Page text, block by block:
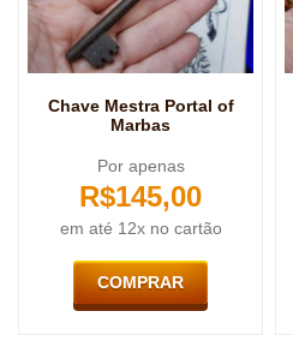
Chave Mestra Portal of
Marbas
Por apenas
R$145,00
em até 12x no cartão
COMPRAR